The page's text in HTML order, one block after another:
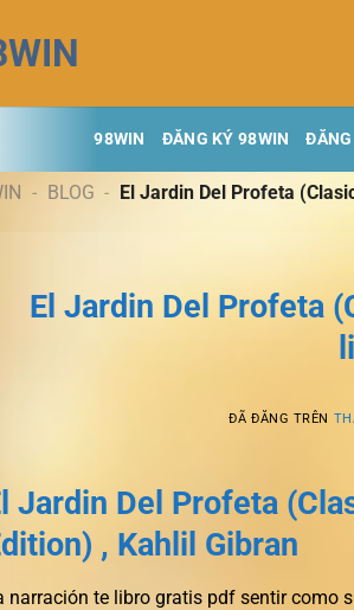
98WIN ĐĂNG KÝ 98WIN
- BLOG - El Jardin Del Profeta
El Jardin Del Profeta
ĐÃ ĐĂNG TRÊN
Jardin Del Profeta
, Kahlil Gibran
narración te libro gratis pdf sentir como